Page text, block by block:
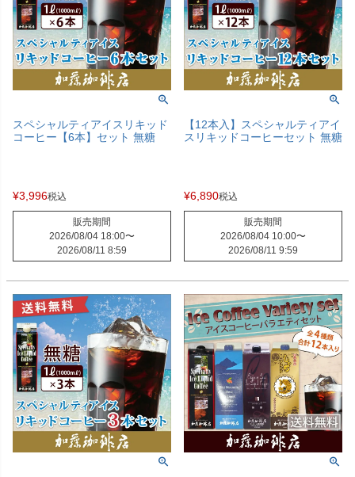
スペシャルティアイスリキッド
コーヒー【6本】セット 無糖
¥3,996税込
販売期間
2026/08/04 18:00〜
2026/08/11 8:59
【12本入】スペシャルティアイ
スリキッドコーヒーセット 無糖
¥6,890税込
販売期間
2026/08/04 10:00〜
2026/08/11 9:59